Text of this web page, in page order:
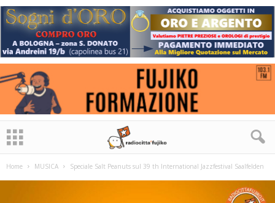
Home MUSICA Speciale Salt Peanuts sul 39 th International Jazzfestival Saalfelden